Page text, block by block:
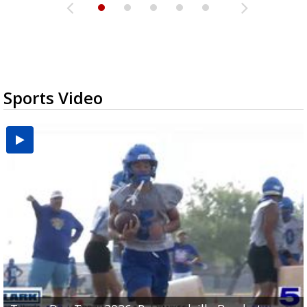
Sports Video
UTRGV football ranks fourth in SLC preseason poll